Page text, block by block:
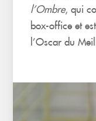
l’Ombre, qui
box-office et
l’Oscar du